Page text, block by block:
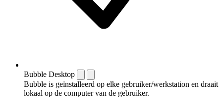
Bubble Desktop
Bubble is geïnstalleerd op elke gebruiker/werkstation en draait
lokaal op de computer van de gebruiker.